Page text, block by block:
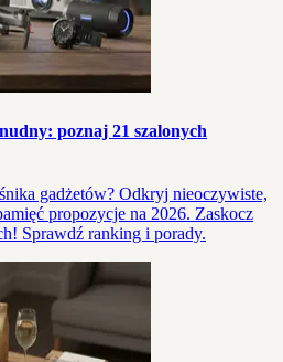
poznaj 21 szalonych
gadżetów? Odkryj nieoczywiste,
propozycje na 2026. Zaskocz
Sprawdź ranking i porady.